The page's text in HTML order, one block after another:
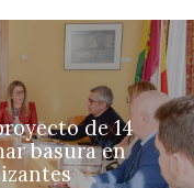
de 14
basura en